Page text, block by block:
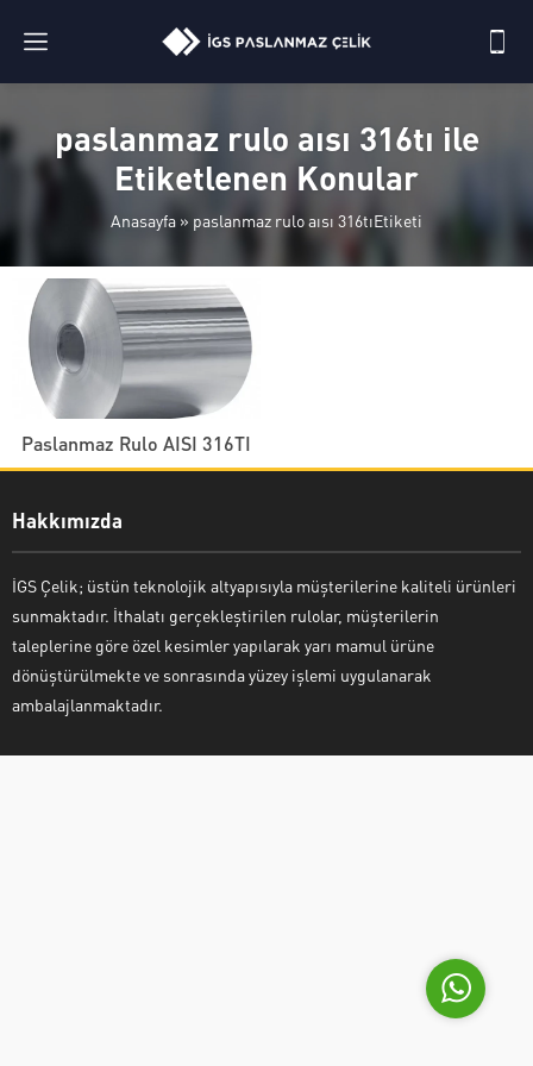
paslanmaz rulo aısı 316tı ile
Etiketlenen Konular
Anasayfa » paslanmaz rulo aısı 316tıEtiketi
Paslanmaz Rulo AISI 316TI
Hakkımızda
İGS Çelik; üstün teknolojik altyapısıyla müşterilerine kaliteli ürünleri
sunmaktadır. İthalatı gerçekleştirilen rulolar, müşterilerin
taleplerine göre özel kesimler yapılarak yarı mamul ürüne
dönüştürülmekte ve sonrasında yüzey işlemi uygulanarak
ambalajlanmaktadır.